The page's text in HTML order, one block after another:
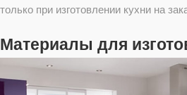
только при изготовлении кухни на
Материалы для